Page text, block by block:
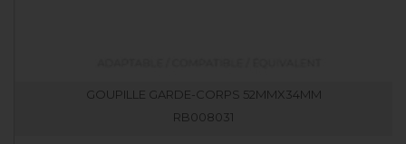
GOUPILLE GARDE-CORPS 52MMX34MM
RB008031